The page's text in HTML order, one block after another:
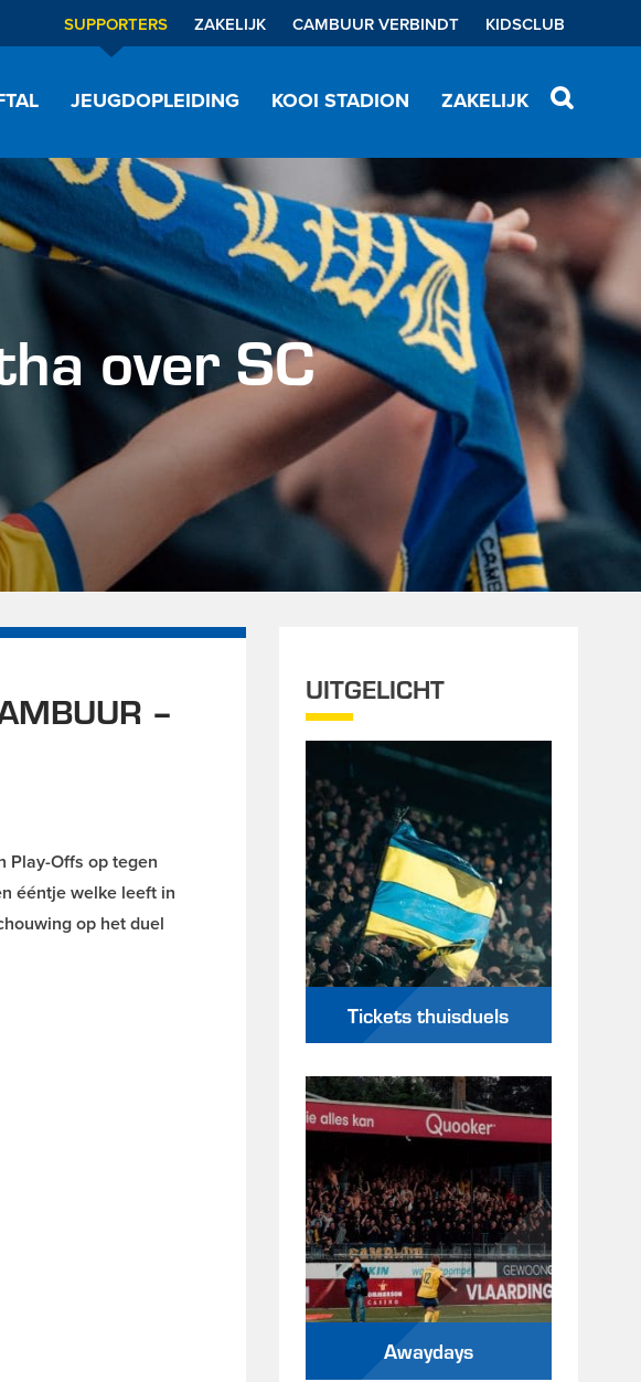
SUPPORTERS ZAKELIJK CAMBUUR VERBINDT KIDSCLUB
JEUGDOPLEIDING KOOI STADION ZAKELIJK
over SC
–
Play-Offs op tegen
ééntje welke leeft in
op het duel
UITGELICHT
Tickets thuisduels
Awaydays